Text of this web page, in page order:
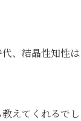
、結晶性知性は
えてくれるでし